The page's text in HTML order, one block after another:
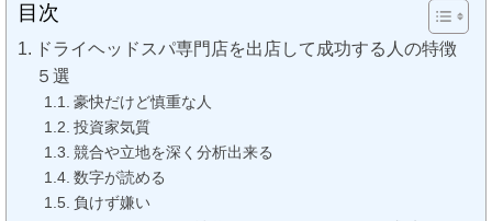
目次
ドライヘッドスパ専門店を出店して成功する人の特徴
５選
豪快だけど慎重な人
投資家気質
競合や立地を深く分析出来る
数字が読める
負けず嫌い